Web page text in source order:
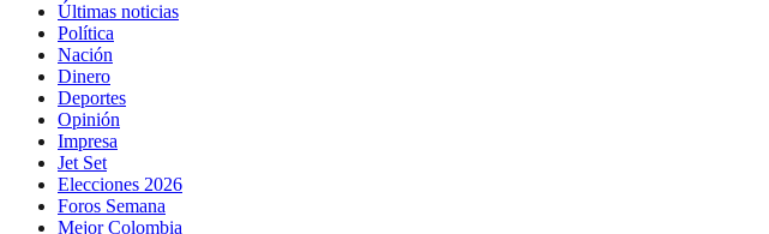
Últimas noticias
Política
Nación
Dinero
Deportes
Opinión
Impresa
Jet Set
Elecciones 2026
Foros Semana
Mejor Colombia